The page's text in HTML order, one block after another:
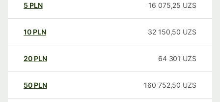
5 PLN 16 075,25 UZS
10 PLN 32 150,50 UZS
20 PLN 64 301 UZS
50 PLN 160 752,50 UZS